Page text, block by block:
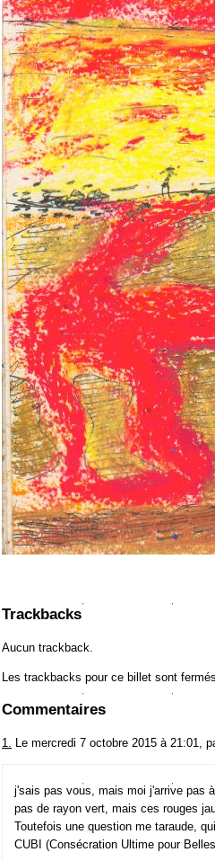
Trackbacks
Aucun trackback.
Les trackbacks pour ce billet sont
Commentaires
1. Le mercredi 7 octobre 2015 à 21:01,
j'sais pas vous, mais moi j'arrive pas
pas de rayon vert, mais ces rouges
Toutefois une question me taraude,
CUBI (Consécration Ultime pour